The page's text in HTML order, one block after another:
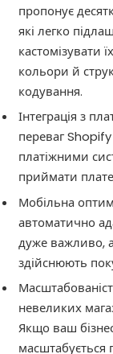
пропонує
які легко
кастомізувати
кольори й
кодування.
Інтеграція з
переваг
платіжними
приймати
Мобільна
автоматично
дуже важливо,
здійснюють
невеликих
Якщо ваш
масштабується